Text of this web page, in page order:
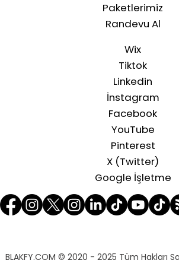
Paketlerimiz
Randevu Al
Wix
Tiktok
Linkedin
İnstagram
Facebook
YouTube
Pinterest
X (Twitter)
Google İşletme
BLAKFY.COM © 2020 - 2025 Tüm Hakları